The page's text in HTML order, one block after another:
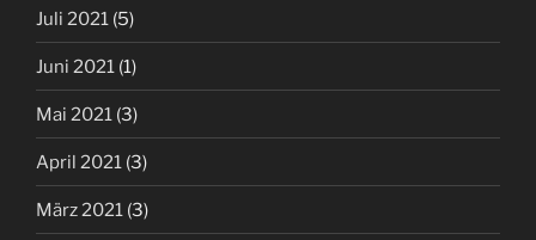
Juli 2021 (5)
Juni 2021 (1)
Mai 2021 (3)
April 2021 (3)
März 2021 (3)